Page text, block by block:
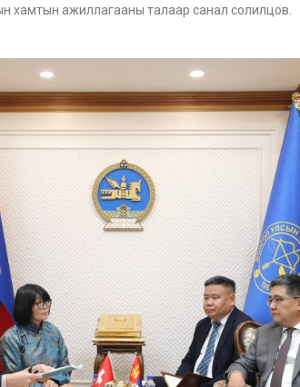
хамтын ажиллагааны талаар санал солилцов.